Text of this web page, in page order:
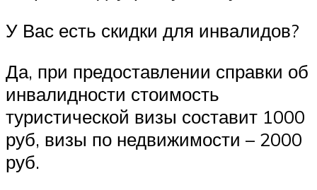
У Вас есть скидки для инвалидов?
Да, при предоставлении справки об
инвалидности стоимость
туристической визы составит 1000
руб, визы по недвижимости – 2000
руб.